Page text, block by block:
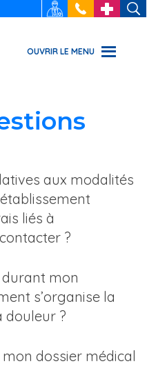
RECRUTEMENT
: 03 20 69
49 49
URGENCES
OUVRIR LE MENU
liés à
?
s’organise la
douleur ?